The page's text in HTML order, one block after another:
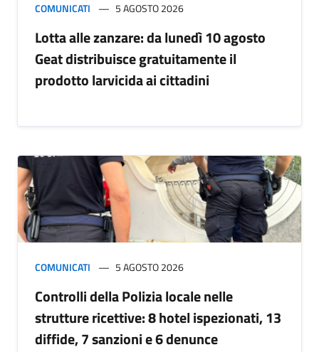
COMUNICATI 5 AGOSTO 2026
Lotta alle zanzare: da lunedì 10 agosto
Geat distribuisce gratuitamente il
prodotto larvicida ai cittadini
COMUNICATI 5 AGOSTO 2026
Controlli della Polizia locale nelle
strutture ricettive: 8 hotel ispezionati, 13
diffide, 7 sanzioni e 6 denunce